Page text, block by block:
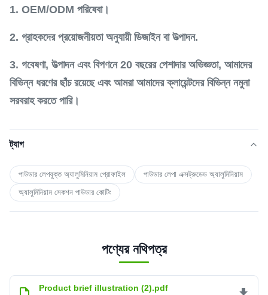
1. OEM/ODM পরিষেবা।
2. গ্রাহকদের প্রয়োজনীয়তা অনুযায়ী ডিজাইন বা উত্পাদন.
3. গবেষণা, উত্পাদন এবং বিপণনে 20 বছরের পেশাদার অভিজ্ঞতা, আমাদের
বিভিন্ন ধরণের ছাঁচ রয়েছে এবং আমরা আমাদের ক্লায়েন্টদের বিভিন্ন নমুনা
সরবরাহ করতে পারি।
ট্যাগ
পাউডার লেপযুক্ত অ্যালুমিনিয়াম প্রোফাইল
পাউডার লেপা এক্সট্রুডেড অ্যালুমিনিয়াম
অ্যালুমিনিয়াম সেকশন পাউডার কোটিং
পণ্যের নথিপত্র
Product brief illustration (2).pdf